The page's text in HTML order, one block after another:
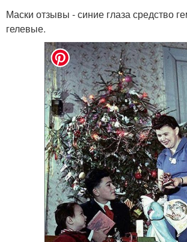
Маски отзывы - синие глаза средство
гелевые.